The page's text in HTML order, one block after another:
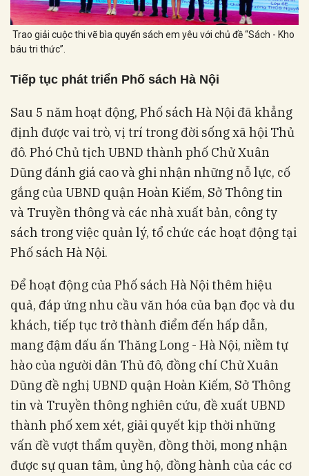
Trao giải cuộc thi vẽ bìa quyển sách em yêu với chủ đề “Sách - Kho
báu tri thức”.
Tiếp tục phát triển Phố sách Hà Nội
Sau 5 năm hoạt động, Phố sách Hà Nội đã khẳng
định được vai trò, vị trí trong đời sống xã hội Thủ
đô. Phó Chủ tịch UBND thành phố Chử Xuân
Dũng đánh giá cao và ghi nhận những nỗ lực, cố
gắng của UBND quận Hoàn Kiếm, Sở Thông tin
và Truyền thông và các nhà xuất bản, công ty
sách trong việc quản lý, tổ chức các hoạt động tại
Phố sách Hà Nội.
Để hoạt động của Phố sách Hà Nội thêm hiệu
quả, đáp ứng nhu cầu văn hóa của bạn đọc và du
khách, tiếp tục trở thành điểm đến hấp dẫn,
mang đậm dấu ấn Thăng Long - Hà Nội, niềm tự
hào của người dân Thủ đô, đồng chí Chử Xuân
Dũng đề nghị UBND quận Hoàn Kiếm, Sở Thông
tin và Truyền thông nghiên cứu, đề xuất UBND
thành phố xem xét, giải quyết kịp thời những
vấn đề vượt thẩm quyền, đồng thời, mong nhận
được sự quan tâm, ủng hộ, đồng hành của các cơ